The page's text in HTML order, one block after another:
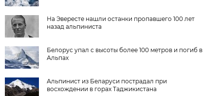
На Эвересте нашли останки пропавшего 100 лет
назад альпиниста
Белорус упал с высоты более 100 метров и погиб в
Альпах
Альпинист из Беларуси пострадал при
восхождении в горах Таджикистана